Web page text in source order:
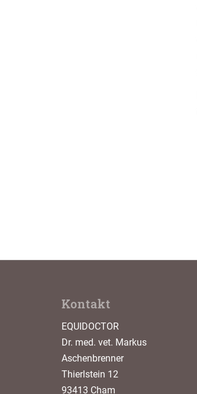
Kontakt
EQUIDOCTOR
Dr. med. vet. Markus
Aschenbrenner
Thierlstein 12
93413 Cham